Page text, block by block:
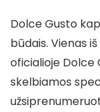
Dolce Gusto
būdais. Vienas
oficialioje Dolce
skelbiamos